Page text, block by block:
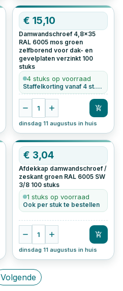
€ 15,10
Damwandschroef 4,8x35
RAL 6005 mos groen
zelfborend voor dak- en
gevelplaten verzinkt 100
stuks
4 stuks op voorraad
Staffelkorting vanaf 4 st. • Ook per stuk te bestellen
1
dinsdag 11 augustus in huis
€ 3,04
Afdekkap damwandschroef /
zeskant groen RAL 6005 SW
3/8 100 stuks
1 stuks op voorraad
Ook per stuk te bestellen
1
dinsdag 11 augustus in huis
Volgende